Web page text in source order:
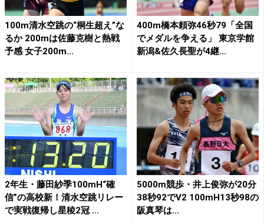
100m清水空跳の“桐生超え”な
るか 200mは佐藤克樹と熱戦
予感 女子200m...
400m橋本頼弥46秒79「全国
でメダルを争える」 東京学館
新潟&佐久長聖が4継...
2年生・藤田紗季100mH“確
信”の高校新！清水空跳リレー
で実戦復帰し星稜2冠 ...
5000m競歩・井上俊弥が20分
38秒92でV2 100mH13秒98の
阪真琴は...